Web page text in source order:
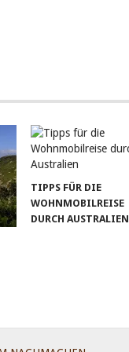
TIPPS FÜR DIE
WOHNMOBILREISE
DURCH AUSTRALIEN